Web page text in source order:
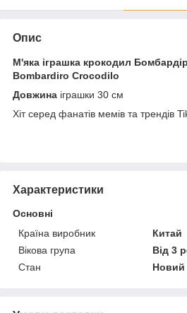
Опис
М'яка іграшка крокодил
Bombardiro Crocodilo
Довжина іграшки 30 см
Хіт серед фанатів мемів та трендів
Характеристики
Основні
Країна виробник
Китай
Вікова група
Від 3
Стан
Новий